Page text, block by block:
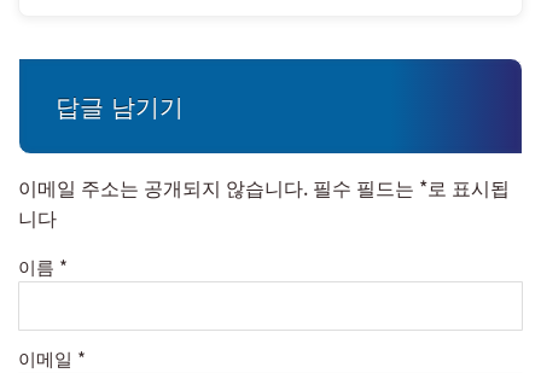
답글 남기기
이메일 주소는 공개되지 않습니다. 필수 필드는 *로 표시됩
니다
이름 *
이메일 *